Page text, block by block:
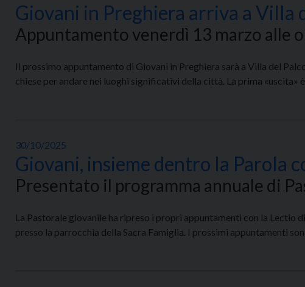
Giovani in Preghiera arriva a Villa
Appuntamento venerdì 13 marzo alle
Il prossimo appuntamento di Giovani in Preghiera sarà a Villa del
chiese per andare nei luoghi significativi della città. La prima
30/10/2025
Giovani, insieme dentro la Parola
Presentato il programma annuale di
La Pastorale giovanile ha ripreso i propri appuntamenti con la Lectio
presso la parrocchia della Sacra Famiglia. I prossimi appuntamenti